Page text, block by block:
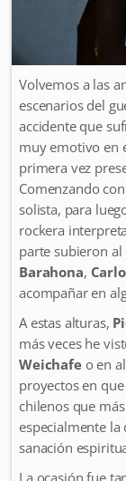
Volvemos a las
escenarios del
accidente que
muy emotivo en
primera vez
Comenzando
solista, para
rockera
parte subieron
Barahona,
acompañar en
A estas alturas,
más veces he
Weichafeo en
proyectos en
chilenos que
especialmente
sanación
La ocasión fue